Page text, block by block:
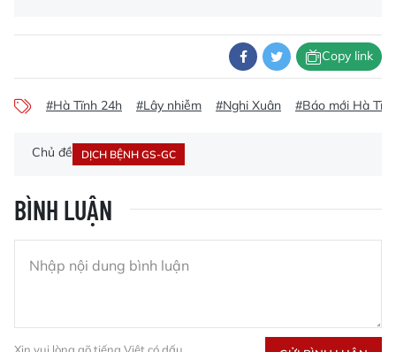
Copy link
#Hà Tĩnh 24h #Lây nhiễm #Nghi Xuân #Báo mới Hà Tĩnh
Chủ đề DỊCH BỆNH GS-GC
BÌNH LUẬN